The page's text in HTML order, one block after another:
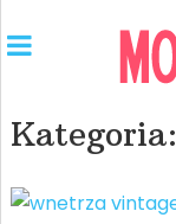
Kategoria: